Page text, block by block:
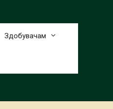
Здобувачам